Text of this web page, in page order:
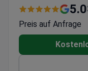
sowohl
medizinische
am häufigsten
Europa, dem
5.0
Preis auf Anfrage